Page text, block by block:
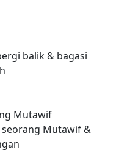
balik & bagasi
Mutawif
Mutawif &